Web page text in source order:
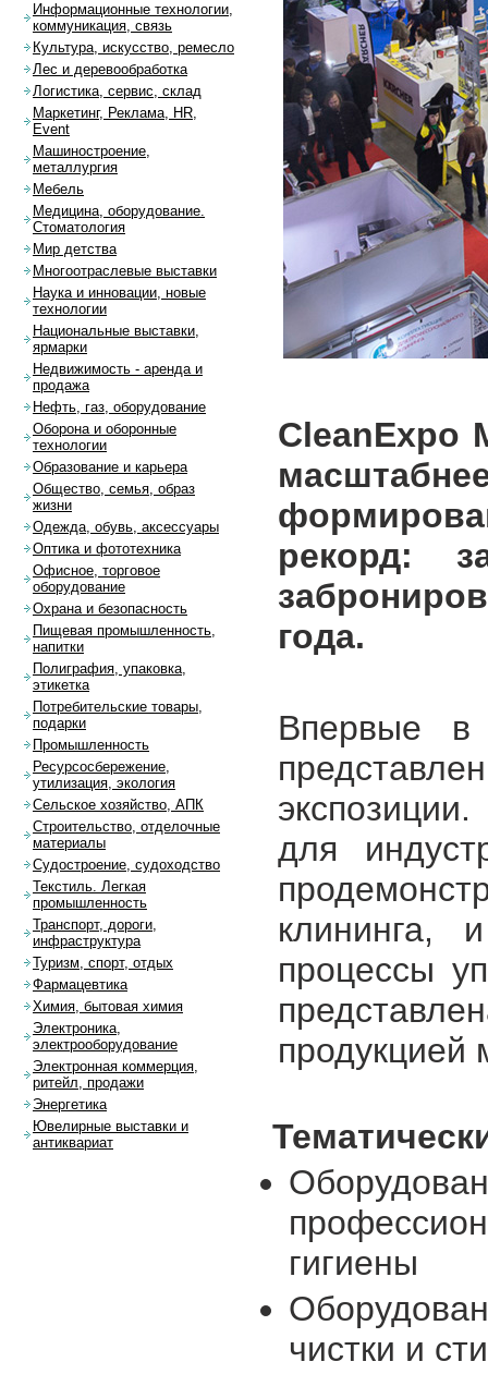
CleanExpo
рекорд:
года.
Впервые в
для
клининга,
процессы
продукцией
гигиены
чистки и
Информационные технологии,
коммуникация, связь
Культура, искусство, ремесло
Лес и деревообработка
Логистика, сервис, склад
Маркетинг, Реклама, HR,
Event
Машиностроение,
металлургия
Мебель
Медицина, оборудование.
Стоматология
Мир детства
Многоотраслевые выставки
Наука и инновации, новые
технологии
Национальные выставки,
ярмарки
Недвижимость - аренда и
продажа
Нефть, газ, оборудование
Оборона и оборонные
технологии
Образование и карьера
Общество, семья, образ
жизни
Одежда, обувь, аксессуары
Оптика и фототехника
Офисное, торговое
оборудование
Охрана и безопасность
Пищевая промышленность,
напитки
Полиграфия, упаковка,
этикетка
Потребительские товары,
подарки
Промышленность
Ресурсосбережение,
утилизация, экология
Сельское хозяйство, АПК
Строительство, отделочные
материалы
Судостроение, судоходство
Текстиль. Легкая
промышленность
Транспорт, дороги,
инфраструктура
Туризм, спорт, отдых
Фармацевтика
Химия, бытовая химия
Электроника,
электрооборудование
Электронная коммерция,
ритейл, продажи
Энергетика
Ювелирные выставки и
антиквариат